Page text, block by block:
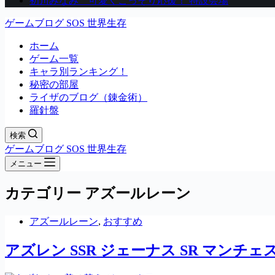
ゲームブログ SOS 世界生存
ホーム
ゲーム一覧
キャラ別ランキング！
秘密の部屋
ライザのブログ（錬金術）
羅針盤
検索
ゲームブログ SOS 世界生存
メニュー
カテゴリー アズールレーン
アズールレーン, おすすめ
アズレン SSR ジェーナス SR マンチェ